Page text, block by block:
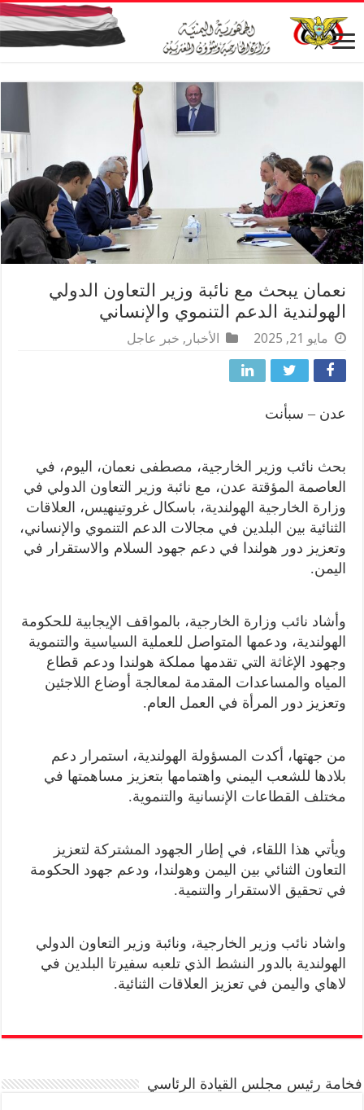
نعمان يبحث مع نائبة وزير التعاون الدولي
الهولندية الدعم التنموي والإنساني
مايو 21, 2025 الأخبار , خبر عاجل
عدن – سبأنت
بحث نائب وزير الخارجية، مصطفى نعمان، اليوم، في
العاصمة المؤقتة عدن، مع نائبة وزير التعاون الدولي في
وزارة الخارجية الهولندية، باسكال غروتينهيس، العلاقات
الثنائية بين البلدين في مجالات الدعم التنموي والإنساني،
وتعزيز دور هولندا في دعم جهود السلام والاستقرار في
اليمن.
وأشاد نائب وزارة الخارجية، بالمواقف الإيجابية للحكومة
الهولندية، ودعمها المتواصل للعملية السياسية والتنموية
وجهود الإغاثة التي تقدمها مملكة هولندا ودعم قطاع
المياه والمساعدات المقدمة لمعالجة أوضاع اللاجئين
وتعزيز دور المرأة في العمل العام.
من جهتها، أكدت المسؤولة الهولندية، استمرار دعم
بلادها للشعب اليمني واهتمامها بتعزيز مساهمتها في
مختلف القطاعات الإنسانية والتنموية.
ويأتي هذا اللقاء، في إطار الجهود المشتركة لتعزيز
التعاون الثنائي بين اليمن وهولندا، ودعم جهود الحكومة
في تحقيق الاستقرار والتنمية.
واشاد نائب وزير الخارجية، ونائبة وزير التعاون الدولي
الهولندية بالدور النشط الذي تلعبه سفيرتا البلدين في
لاهاي واليمن في تعزيز العلاقات الثنائية.
فخامة رئيس مجلس القيادة الرئاسي